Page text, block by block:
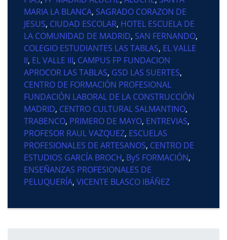
MARIA LA BLANCA, SAGRADO CORAZON DE
JESUS, CIUDAD ESCOLAR, HOTEL ESCUELA DE
LA COMUNIDAD DE MADRID, SAN FERNANDO,
COLEGIO ESTUDIANTES LAS TABLAS, EL VALLE
II, EL VALLE III, CAMPUS FP FUNDACION
APROCOR LAS TABLAS, GSD LAS SUERTES,
CENTRO DE FORMACIÓN PROFESIONAL
FUNDACIÓN LABORAL DE LA CONSTRUCCIÓN
MADRID, CENTRO CULTURAL SALMANTINO,
TRABENCO, PRIMERO DE MAYO, ENTREVIAS,
PROFESOR RAUL VAZQUEZ, ESCUELAS
PROFESIONALES DE ARTESANOS, CENTRO DE
ESTUDIOS GARCÍA BROCH, ByS FORMACIÓN,
ENSEÑANZAS PROFESIONALES DE
PELUQUERÍA, VICENTE BLASCO IBÁÑEZ